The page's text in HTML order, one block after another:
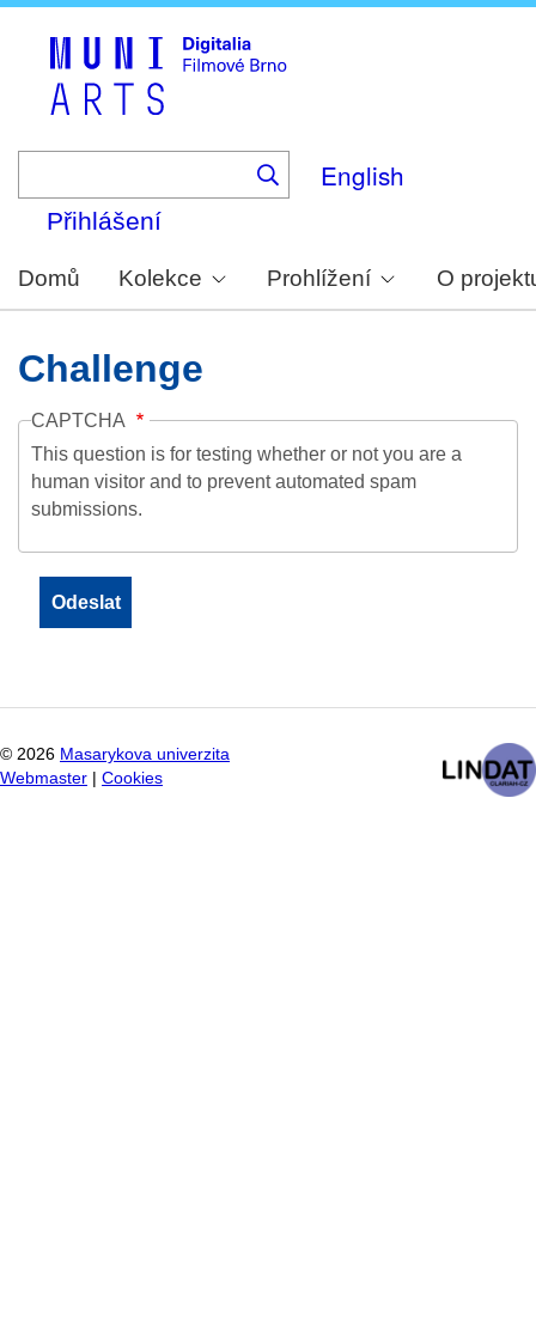
English
Přihlášení
Domů Kolekce Prohlížení O
Challenge
CAPTCHA
This question is for testing whether or not you are a
human visitor and to prevent automated spam
submissions.
© 2026 Masarykova univerzita
Webmaster
Cookies